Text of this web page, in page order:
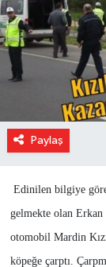
Paylaş
Edinilen bilgiye
gelmekte olan
otomobil Mardin
köpeğe çarptı.